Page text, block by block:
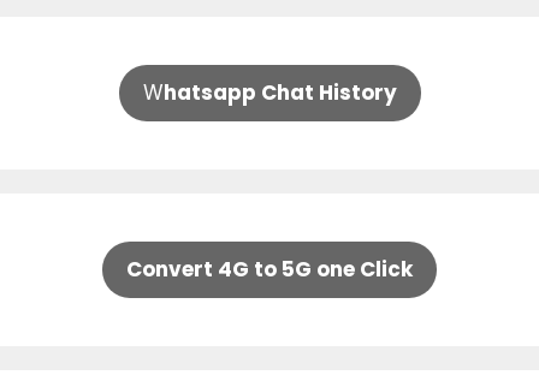
Whatsapp Chat History
Convert 4G to 5G one Click